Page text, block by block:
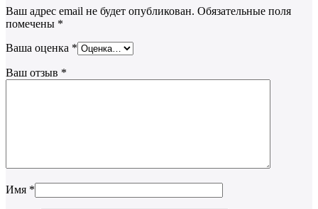
Ваш адрес email не будет опубликован. Обязательные поля
помечены *
Ваша оценка *
Ваш отзыв *
Имя *